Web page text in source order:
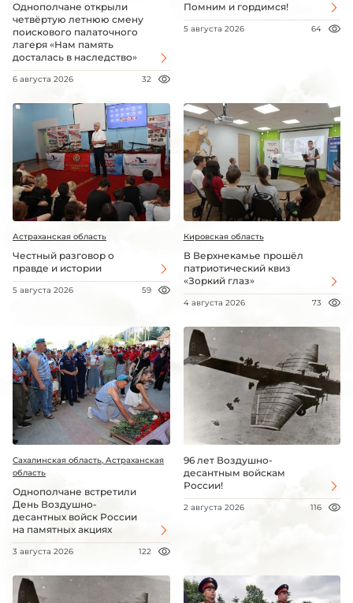
Однополчане открыли
четвёртую летнюю смену
поискового палаточного
лагеря «Нам память
досталась в наследство»
6 августа 2026 32
Помним и гордимся!
5 августа 2026 64
Астраханская область
Честный разговор о
правде и истории
5 августа 2026 59
Кировская область
В Верхнекамье прошёл
патриотический квиз
«Зоркий глаз»
4 августа 2026 73
Сахалинская область, Астраханская
область
Однополчане встретили
День Воздушно-
десантных войск России
на памятных акциях
3 августа 2026 122
96 лет Воздушно-
десантным войскам
России!
2 августа 2026 116